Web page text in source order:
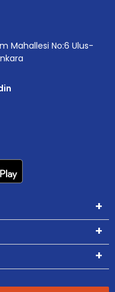
Mahallesi No:6 Ulus-